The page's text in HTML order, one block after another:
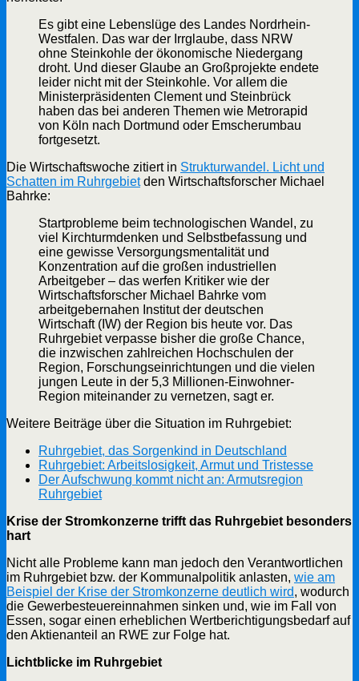
Es gibt eine Lebenslüge des Landes Nordrhein-
Westfalen. Das war der Irrglaube, dass NRW
ohne Steinkohle der ökonomische Niedergang
droht. Und dieser Glaube an Großprojekte endete
leider nicht mit der Steinkohle. Vor allem die
Ministerpräsidenten Clement und Steinbrück
haben das bei anderen Themen wie Metrorapid
von Köln nach Dortmund oder Emscherumbau
fortgesetzt.
Die Wirtschaftswoche zitiert in Strukturwandel. Licht und
Schatten im Ruhrgebietden Wirtschaftsforscher Michael
Bahrke:
Startprobleme beim technologischen Wandel, zu
viel Kirchturmdenken und Selbstbefassung und
eine gewisse Versorgungsmentalität und
Konzentration auf die großen industriellen
Arbeitgeber – das werfen Kritiker wie der
Wirtschaftsforscher Michael Bahrke vom
arbeitgebernahen Institut der deutschen
Wirtschaft (IW) der Region bis heute vor. Das
Ruhrgebiet verpasse bisher die große Chance,
die inzwischen zahlreichen Hochschulen der
Region, Forschungseinrichtungen und die vielen
jungen Leute in der 5,3 Millionen-Einwohner-
Region miteinander zu vernetzen, sagt er.
Weitere Beiträge über die Situation im Ruhrgebiet:
Ruhrgebiet, das Sorgenkind in Deutschland
Ruhrgebiet: Arbeitslosigkeit, Armut und Tristesse
Der Aufschwung kommt nicht an: Armutsregion
Ruhrgebiet
Krise der Stromkonzerne trifft das Ruhrgebiet besonders
hart
Nicht alle Probleme kann man jedoch den Verantwortlichen
im Ruhrgebiet bzw. der Kommunalpolitik anlasten, wie am
Beispiel der Krise der Stromkonzerne deutlich wird, wodurch
die Gewerbesteuereinnahmen sinken und, wie im Fall von
Essen, sogar einen erheblichen Wertberichtigungsbedarf auf
den Aktienanteil an RWE zur Folge hat.
Lichtblicke im Ruhrgebiet